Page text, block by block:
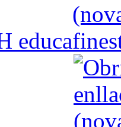
educa